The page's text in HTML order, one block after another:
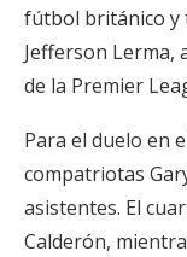
fútbol británico y
Jefferson Lerma,
de la Premier
Para el duelo en
compatriotas
asistentes. El
Calderón,